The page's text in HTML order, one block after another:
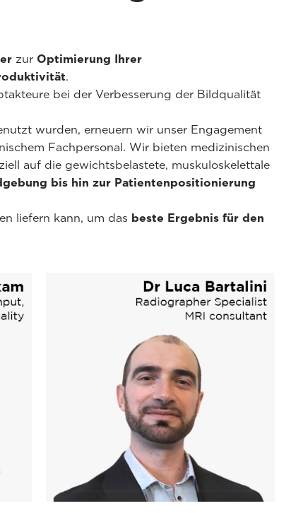
zur Optimierung Ihrer
.
bei der Verbesserung der Bildqualität
wurden, erneuern wir unser Engagement
Fachpersonal. Wir bieten medizinischen
auf die gewichtsbelastete, muskuloskelettale
bis hin zur Patientenpositionierung
liefern kann, um das beste Ergebnis für den